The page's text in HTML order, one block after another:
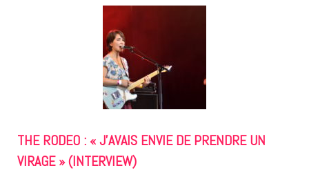
THE RODEO : « J’AVAIS ENVIE DE PRENDRE UN
VIRAGE » (INTERVIEW)